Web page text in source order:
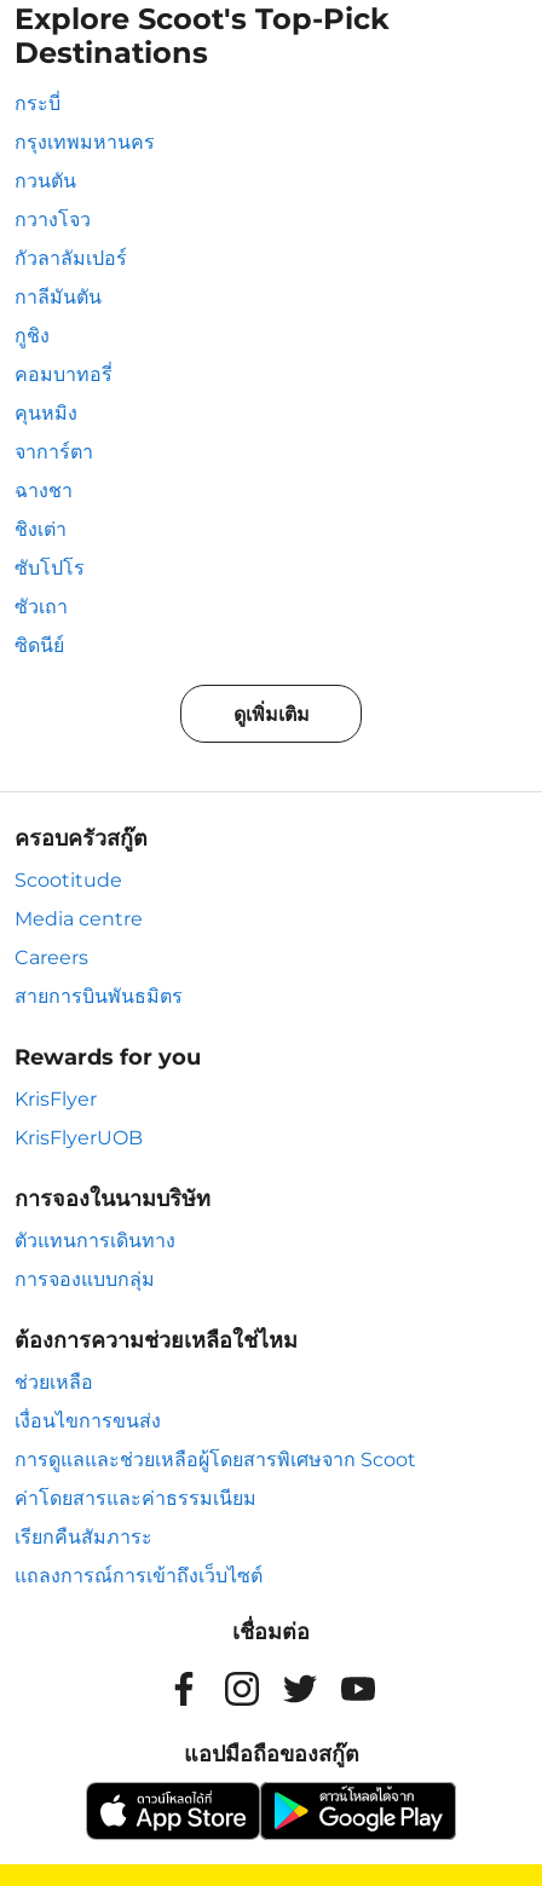
Explore Scoot's Top-Pick
Destinations
กระบี่
กรุงเทพมหานคร
กวนตัน
กวางโจว
กัวลาลัมเปอร์
กาลีมันตัน
กูชิง
คอมบาทอรี่
คุนหมิง
จาการ์ตา
ฉางชา
ชิงเต่า
ซับโปโร
ซัวเถา
ซิดนีย์
ดูเพิ่มเติม
ครอบครัวสกู๊ต
Scootitude
Media centre
Careers
สายการบินพันธมิตร
Rewards for you
KrisFlyer
KrisFlyerUOB
การจองในนามบริษัท
ตัวแทนการเดินทาง
การจองแบบกลุ่ม
ต้องการความช่วยเหลือใช่ไหม
ช่วยเหลือ
เงื่อนไขการขนส่ง
การดูแลและช่วยเหลือผู้โดยสารพิเศษจาก Scoot
ค่าโดยสารและค่าธรรมเนียม
เรียกคืนสัมภาระ
แถลงการณ์การเข้าถึงเว็บไซต์
เชื่อมต่อ
แอปมือถือของสกู๊ต